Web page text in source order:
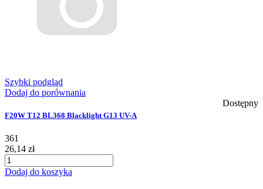
Szybki podgląd
Dodaj do porównania
Dostępny
F20W T12 BL368 Blacklight G13 UV-A
361
26,14 zł
Dodaj do koszyka